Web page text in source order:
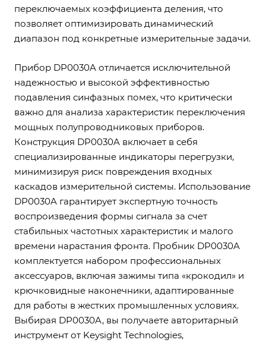
переключаемых коэффициента деления, что
позволяет оптимизировать динамический
диапазон под конкретные измерительные задачи.
Прибор DP0030A отличается исключительной
надежностью и высокой эффективностью
подавления синфазных помех, что критически
важно для анализа характеристик переключения
мощных полупроводниковых приборов.
Конструкция DP0030A включает в себя
специализированные индикаторы перегрузки,
минимизируя риск повреждения входных
каскадов измерительной системы. Использование
DP0030A гарантирует экспертную точность
воспроизведения формы сигнала за счет
стабильных частотных характеристик и малого
времени нарастания фронта. Пробник DP0030A
комплектуется набором профессиональных
аксессуаров, включая зажимы типа «крокодил» и
крючковидные наконечники, адаптированные
для работы в жестких промышленных условиях.
Выбирая DP0030A, вы получаете авторитарный
инструмент от Keysight Technologies,